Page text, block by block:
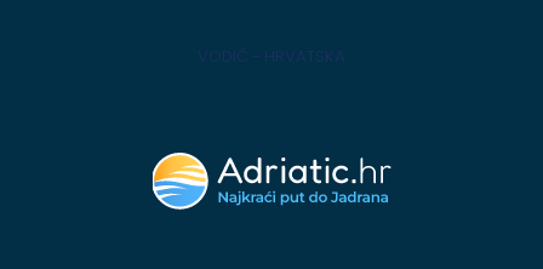
VODIČ - HRVATSKA